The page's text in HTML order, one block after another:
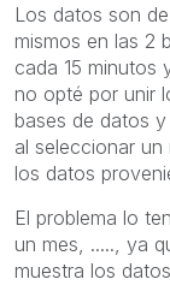
Los datos son
mismos en las 2
cada 15 minutos
no opté por unir
bases de datos
al seleccionar
los datos
El problema lo
un mes, ....., ya
muestra los